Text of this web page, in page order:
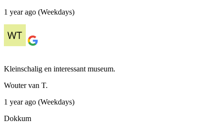
1 year ago (Weekdays)
Kleinschalig en interessant museum.
Wouter van T.
1 year ago (Weekdays)
Dokkum